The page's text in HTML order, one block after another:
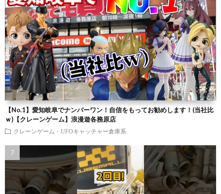
【No.1】愛知岐阜でナンバーワン！自信をもってお勧めします！(当社比
ｗ)【クレーンゲーム】浪漫遊各務原店
クレーンゲーム・UFOキャッチャー倉庫系